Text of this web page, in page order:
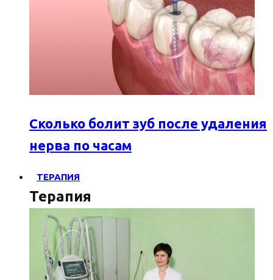
Сколько болит зуб после удаления
нерва по часам
ТЕРАПИЯ
Терапия